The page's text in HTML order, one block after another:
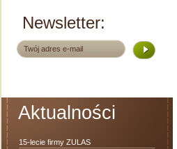
Newsletter:
Aktualności
15-lecie firmy ZULAS